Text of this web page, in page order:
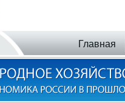
Главная